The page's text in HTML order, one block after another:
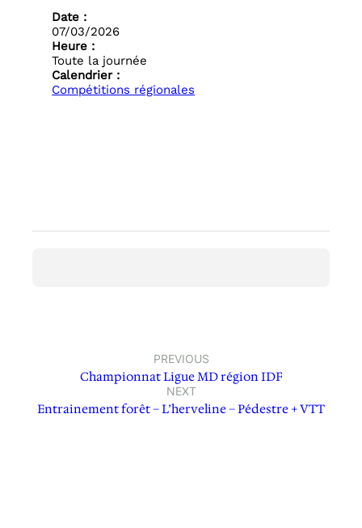
Date :
07/03/2026
Heure :
Toute la journée
Calendrier :
Compétitions régionales
PREVIOUS
Championnat Ligue MD région IDF
NEXT
Entrainement forêt – L’herveline – Pédestre + VTT